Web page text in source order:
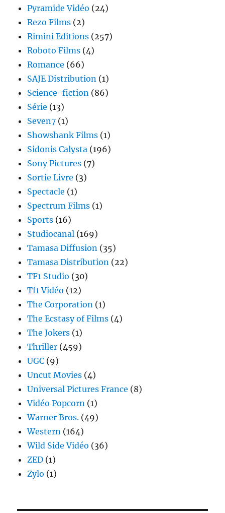
Pyramide Vidéo (24)
Rezo Films (2)
Rimini Editions (257)
Roboto Films (4)
Romance (66)
SAJE Distribution (1)
Science-fiction (86)
Série (13)
Seven7 (1)
Showshank Films (1)
Sidonis Calysta (196)
Sony Pictures (7)
Sortie Livre (3)
Spectacle (1)
Spectrum Films (1)
Sports (16)
Studiocanal (169)
Tamasa Diffusion (35)
Tamasa Distribution (22)
TF1 Studio (30)
Tf1 Vidéo (12)
The Corporation (1)
The Ecstasy of Films (4)
The Jokers (1)
Thriller (459)
UGC (9)
Uncut Movies (4)
Universal Pictures France (8)
Vidéo Popcorn (1)
Warner Bros. (49)
Western (164)
Wild Side Vidéo (36)
ZED (1)
Zylo (1)